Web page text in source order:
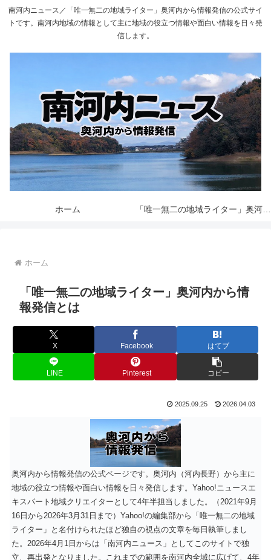
南河内ニュース／「唯一無二の地域ライター」奥河内から情報発信の公式サイ
トです。南河内地域の情報として主に地域の役立つ情報や面白い情報を日々発
信します。
ホーム
ホーム
「唯一無二の地域ライター」奥河内から情
報発信とは
X Facebook はてブ
LINE Pinterest コピー
2025.09.25 2026.04.03
奥河内から情報発信の公式ページです。奥河内（河内長野）から主に
地域の役立つ情報や面白い情報を日々発信します。Yahoo!ニュースエ
キスパート地域クリエイターとして4年半担当しました。（2021年9月
16日から2026年3月31日まで）Yahoo!の編集部から「唯一無二の地域
ライター」と名付けられたほど独自の視点の文章を毎日執筆しまし
た。2026年4月1日からは「南河内ニュース」としてこのサイトで独
立、再出発となりました。これまでの範囲を南河内全域に広げて、4年